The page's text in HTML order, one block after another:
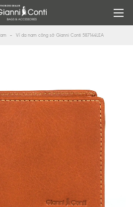
Ví da nam công sở Gianni Conti 587144LEA